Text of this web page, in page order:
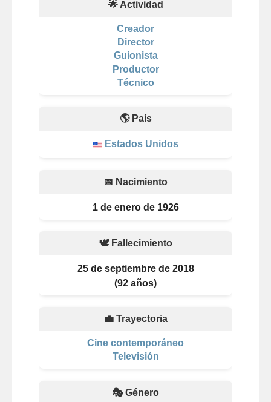
🌟 Actividad
Creador
Director
Guionista
Productor
Técnico
🌎 País
Estados Unidos
📅 Nacimiento
1 de enero de 1926
🕊️ Fallecimiento
25 de septiembre de 2018
(92 años)
💼 Trayectoria
Cine contemporáneo
Televisión
🎭 Género